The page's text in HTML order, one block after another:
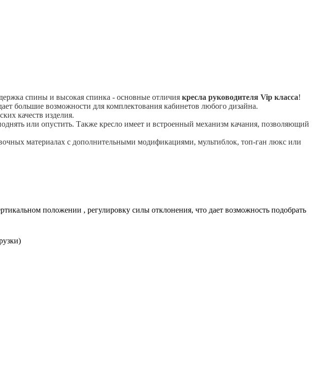
спины и высокая спинка - основные отличия кресла руководителя Vip класса!
большие возможности для комплектования кабинетов любого дизайна.
качеств изделия.
или опустить. Также кресло имеет и встроенный механизм качания, позволяющий
материалах с дополнительными модификациями, мультиблок, топ-ган люкс или
положении , регулировку силы отклонения, что дает возможность подобрать